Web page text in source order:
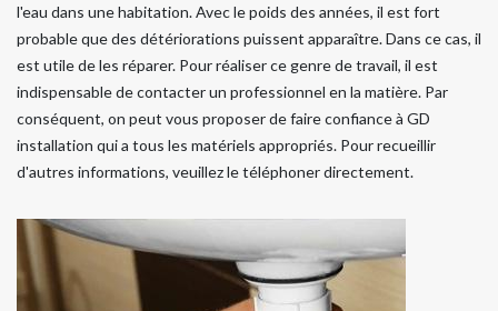
l'eau dans une habitation. Avec le poids des années, il est fort
probable que des détériorations puissent apparaître. Dans ce cas, il
est utile de les réparer. Pour réaliser ce genre de travail, il est
indispensable de contacter un professionnel en la matière. Par
conséquent, on peut vous proposer de faire confiance à GD
installation qui a tous les matériels appropriés. Pour recueillir
d'autres informations, veuillez le téléphoner directement.